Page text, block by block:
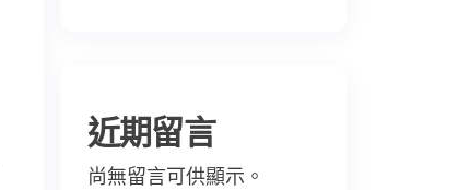
近期留言
尚無留言可供顯示。